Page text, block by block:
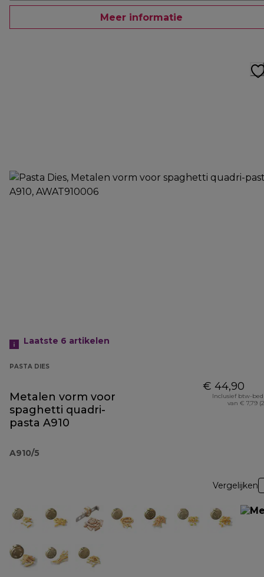
Meer informatie
Laatste 6 artikelen
PASTA DIES
Metalen vorm voor
spaghetti quadri-
pasta A910
A910/5
€ 44,90
Inclusief btw-
van € 7,79
Vergelijken